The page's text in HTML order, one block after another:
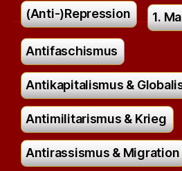
(Anti-)Repression 1.
Antifaschismus
Antikapitalismus &
Antimilitarismus & Krieg
Antirassismus & Migration